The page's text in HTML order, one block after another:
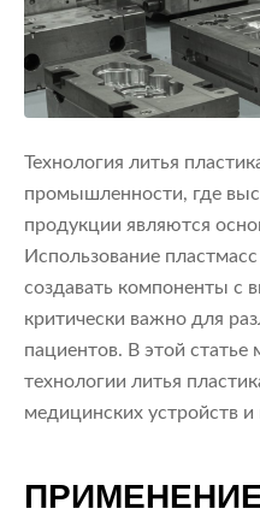
Технология литья
промышленности, где
продукции являются
Использование
создавать компоненты с
критически важно для
пациентов. В этой
технологии литья
медицинских устройств